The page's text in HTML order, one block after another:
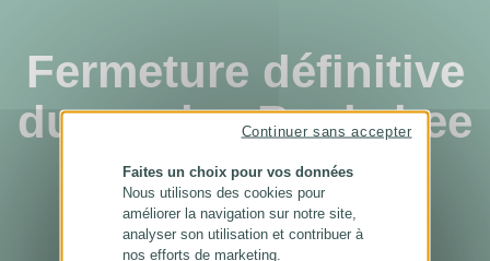
Fermeture définitive
du service Bankybee
...
Faites un choix pour vos données
Nous utilisons des cookies pour
améliorer la navigation sur notre site,
analyser son utilisation et contribuer à
nos efforts de marketing.
Continuer sans accepter